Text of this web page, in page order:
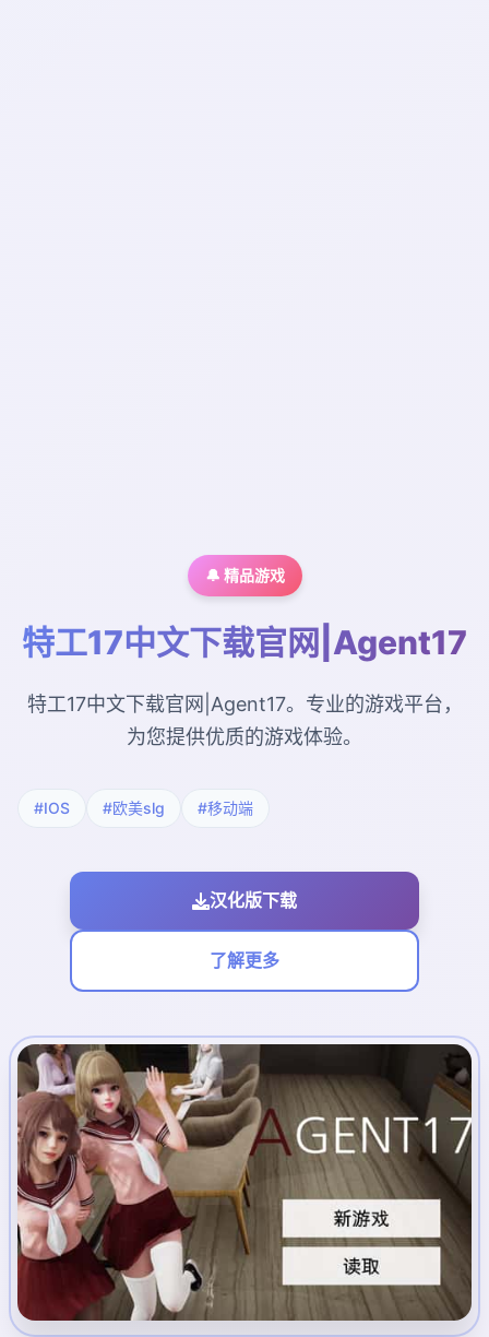
🔔 精品游戏
特工17中文下载官网|Agent17
特工17中文下载官网|Agent17。专业的游戏平台，
为您提供优质的游戏体验。
#IOS #欧美slg #移动端
汉化版下载
了解更多